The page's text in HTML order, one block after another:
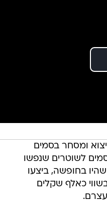
ומסחר בסמים
לשוטרים שנפשו
בחופשה, ביצעו
כאלף שקלים